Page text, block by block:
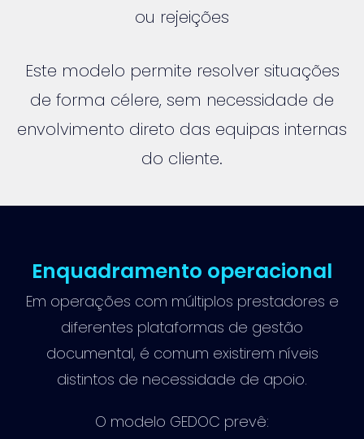
ou rejeições
Este modelo permite resolver situações
de forma célere, sem necessidade de
envolvimento direto das equipas internas
do cliente.
Enquadramento operacional
Em operações com múltiplos prestadores e
diferentes plataformas de gestão
documental, é comum existirem níveis
distintos de necessidade de apoio.
O modelo GEDOC prevê: